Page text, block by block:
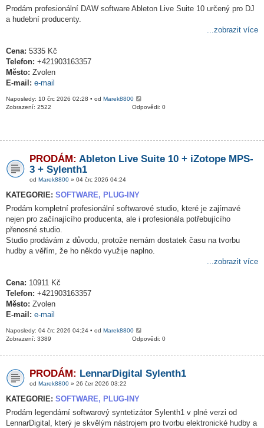
Prodám profesionální DAW software Ableton Live Suite 10 určený pro DJ
a hudební producenty.
...zobrazit více
Cena: 5335 Kč
Telefon: +421903163357
Město: Zvolen
E-mail: e-mail
Naposledy: 10 črc 2026 02:28 • od Marek8800
Odpovědi: 0
Zobrazení: 2522
PRODÁM: Ableton Live Suite 10 + iZotope MPS-
3 + Sylenth1
od Marek8800 » 04 črc 2026 04:24
KATEGORIE: SOFTWARE, PLUG-INY
Prodám kompletní profesionální softwarové studio, které je zajímavé
nejen pro začínajícího producenta, ale i profesionála potřebujícího
přenosné studio.
Studio prodávám z důvodu, protože nemám dostatek času na tvorbu
hudby a věřím, že ho někdo využije naplno.
...zobrazit více
Cena: 10911 Kč
Telefon: +421903163357
Město: Zvolen
E-mail: e-mail
Naposledy: 04 črc 2026 04:24 • od Marek8800
Odpovědi: 0
Zobrazení: 3389
PRODÁM: LennarDigital Sylenth1
od Marek8800 » 26 čer 2026 03:22
KATEGORIE: SOFTWARE, PLUG-INY
Prodám legendární softwarový syntetizátor Sylenth1 v plné verzi od
LennarDigital, který je skvělým nástrojem pro tvorbu elektronické hudby a